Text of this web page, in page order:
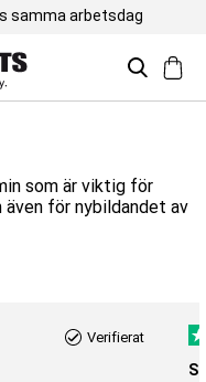
samma arbetsdag
som är viktig för
även för nybildandet av
Verifierat